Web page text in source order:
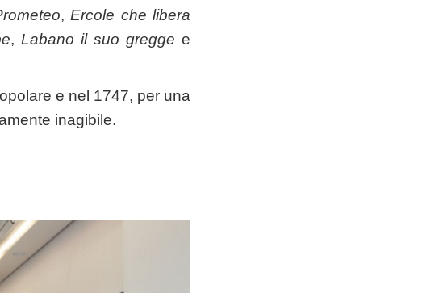
,Ercole che libera
,Labano il suo gregge e
e nel 1747, per una
inagibile.